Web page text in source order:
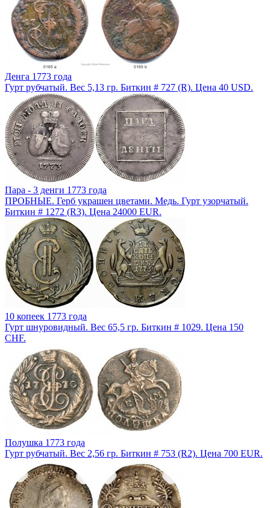
Денга 1773 года
Гурт рубчатый. Вес 5,13 гр. Биткин # 727 (R). Цена 40 USD.
Пара - 3 денги 1773 года
ПРОБНЫЕ. Герб украшен цветами. Медь. Гурт узорчатый.
Биткин # 1272 (R3). Цена 24000 EUR.
10 копеек 1773 года
Гурт шнуровидный. Вес 65,5 гр. Биткин # 1029. Цена 150
CHF.
Полушка 1773 года
Гурт рубчатый. Вес 2,56 гр. Биткин # 753 (R2). Цена 700 EUR.